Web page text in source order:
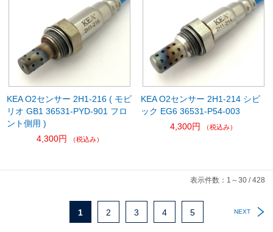
KEA O2センサー 2H1-216 ( モビ
リオ GB1 36531-PYD-901 フロ
ント側用 )
4,300円
（税込み）
KEA O2センサー 2H1-214 シビ
ック EG6 36531-P54-003
4,300円
（税込み）
表示件数：1～30 / 428
NEXT
1 2 3 4 5